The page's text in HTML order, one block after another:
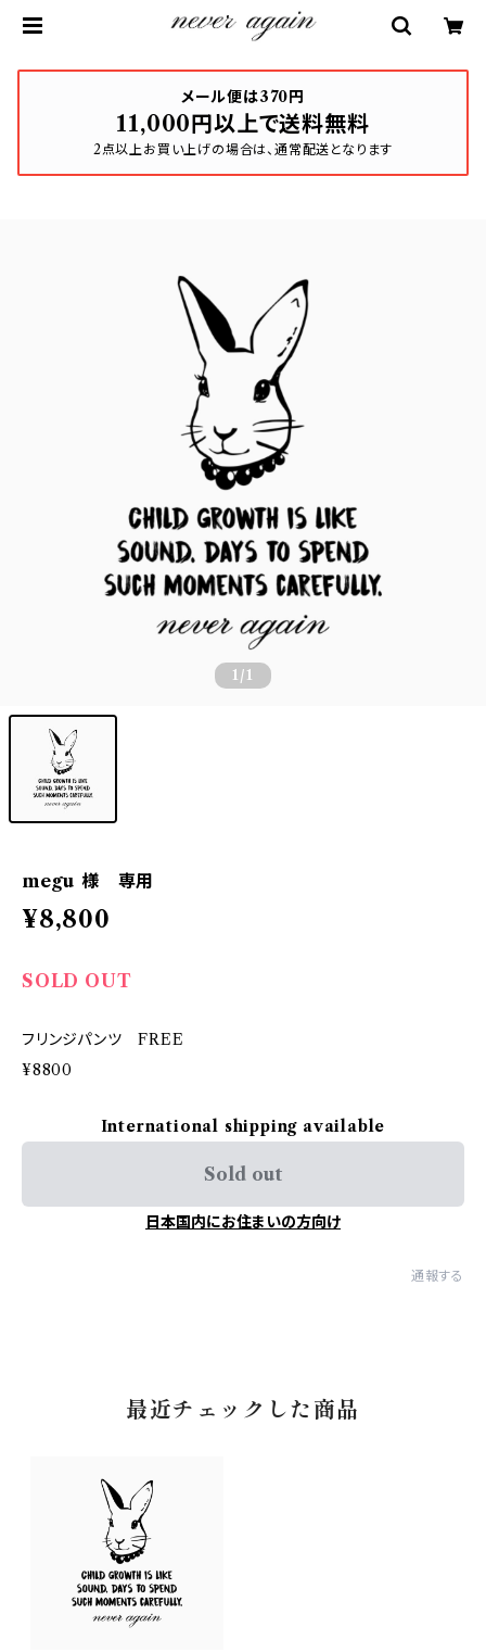
メール便は370円
11,000円以上で送料無料
2点以上お買い上げの場合は、通常配送となります
1 /1
megu 様 専用
¥8,800
SOLD OUT
フリンジパンツ FREE
¥8800
International shipping available
Sold out
日本国内にお住まいの方向け
通報する
最近チェックした商品